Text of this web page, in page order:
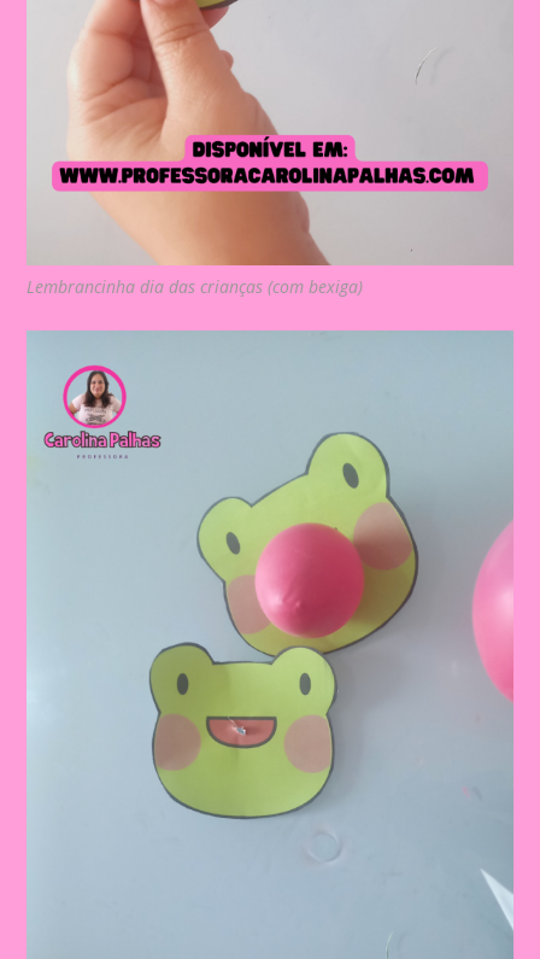
Lembrancinha dia das crianças (com bexiga)